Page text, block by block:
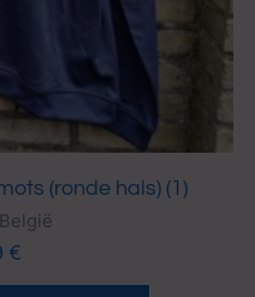
(ronde hals) (1)
€